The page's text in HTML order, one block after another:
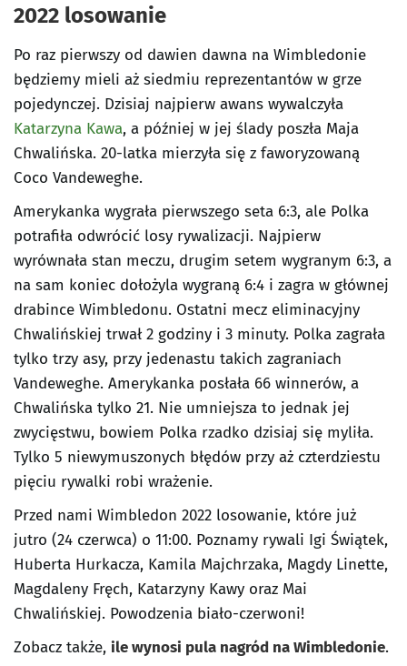
2022 losowanie
Po raz pierwszy od dawien dawna na Wimbledonie
będziemy mieli aż siedmiu reprezentantów w grze
pojedynczej. Dzisiaj najpierw awans wywalczyła
Katarzyna Kawa, a później w jej ślady poszła Maja
Chwalińska. 20-latka mierzyła się z faworyzowaną
Coco Vandeweghe.
Amerykanka wygrała pierwszego seta 6:3, ale Polka
potrafiła odwrócić losy rywalizacji. Najpierw
wyrównała stan meczu, drugim setem wygranym 6:3, a
na sam koniec dołożyla wygraną 6:4 i zagra w głównej
drabince Wimbledonu. Ostatni mecz eliminacyjny
Chwalińskiej trwał 2 godziny i 3 minuty. Polka zagrała
tylko trzy asy, przy jedenastu takich zagraniach
Vandeweghe. Amerykanka posłała 66 winnerów, a
Chwalińska tylko 21. Nie umniejsza to jednak jej
zwycięstwu, bowiem Polka rzadko dzisiaj się myliła.
Tylko 5 niewymuszonych błędów przy aż czterdziestu
pięciu rywalki robi wrażenie.
Przed nami Wimbledon 2022 losowanie, które już
jutro (24 czerwca) o 11:00. Poznamy rywali Igi Świątek,
Huberta Hurkacza, Kamila Majchrzaka, Magdy Linette,
Magdaleny Fręch, Katarzyny Kawy oraz Mai
Chwalińskiej. Powodzenia biało-czerwoni!
Zobacz także, ile wynosi pula nagród na Wimbledonie.